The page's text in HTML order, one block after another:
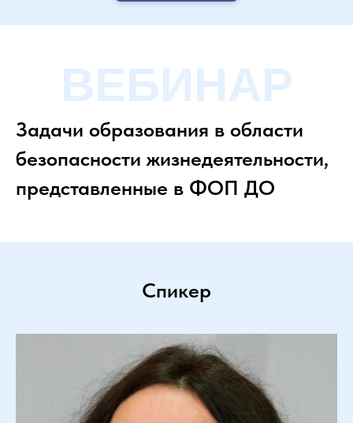
ВЕБИНАР
Задачи образования в области
безопасности жизнедеятельности,
представленные в ФОП ДО
Спикер